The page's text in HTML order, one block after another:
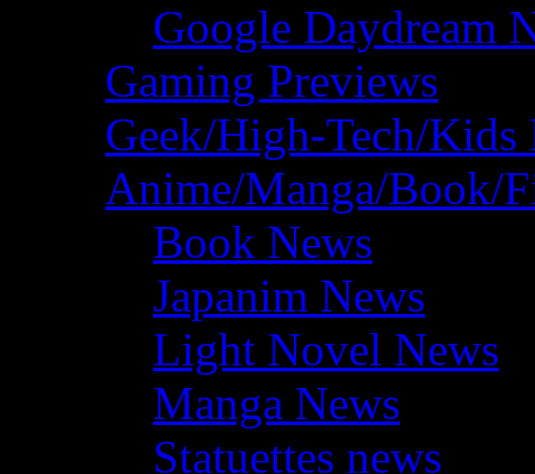
Google Daydream
Gaming Previews
Geek/High-Tech/Kids
Anime/Manga/Book/
Book News
Japanim News
Light Novel News
Manga News
Statuettes news